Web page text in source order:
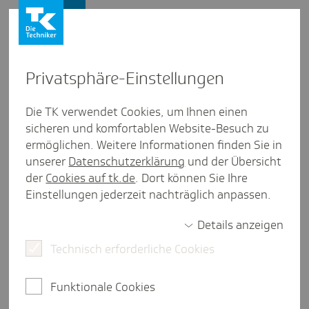
Endo­me­triose: Immer mehr
Hambur­ge­rinnen erhalten
Diagnose
Pres­se­mit­tei­lung aus Hamburg
Presse und Politik Ambulante Versorgung
Hamburg, 25. März 2026.Schmerzen während der
doch sie können auch Hinweis auf eine ernsthafte
Privat­sphäre-Einstel­lungen
Die TK verwendet Cookies, um Ihnen einen
sicheren und komfortablen Website-Besuch zu
ermöglichen. Weitere Informationen finden Sie in
unserer Datenschutzerklärung und der Übersicht
der Cookies auf tk.de. Dort können Sie Ihre
Einstellungen jederzeit nachträglich anpassen.
Details anzeigen
Technisch erforderliche Cookies
Funktionale Cookies